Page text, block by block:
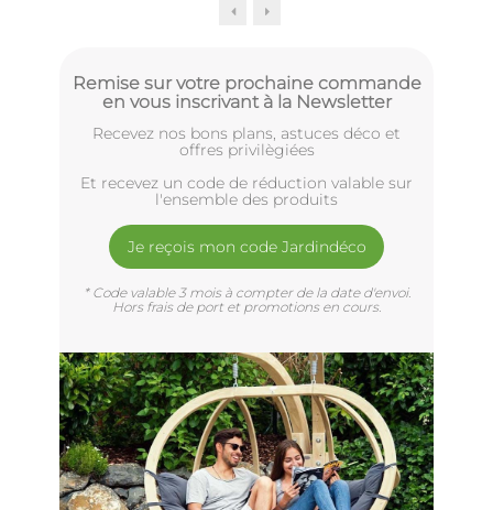
Remise sur votre prochaine commande
en vous inscrivant à la Newsletter
Recevez nos bons plans, astuces déco et
offres privilègiées
Et recevez un code de réduction valable sur
l'ensemble des produits
Je reçois mon code Jardindéco
* Code valable 3 mois à compter de la date d'envoi.
Hors frais de port et promotions en cours.